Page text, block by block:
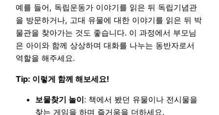
예를 들어, 독립운동가 이야기를 읽은 뒤 독립기념관
을 방문하거나, 고대 유물에 대한 이야기를 읽은 뒤 박
물관을 찾아가는 것도 좋습니다. 이 과정에서 부모님
은 아이와 함께 상상하며 대화를 나누는 동반자로서
역할을 해주세요.
Tip: 이렇게 함께 해보세요!
보물찾기 놀이: 책에서 봤던 유물이나 전시물을
찾는 게임을 하며 즐거움을 더하세요.